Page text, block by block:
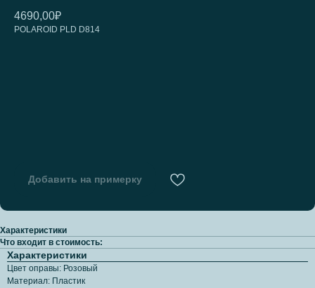
4690,00₽
Добавить на примерку
POLAROID PLD D814
Характеристики
Что входит в стоимость:
Характеристики
Цвет оправы: Розовый
Материал: Пластик